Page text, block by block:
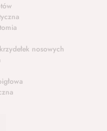
nosowych